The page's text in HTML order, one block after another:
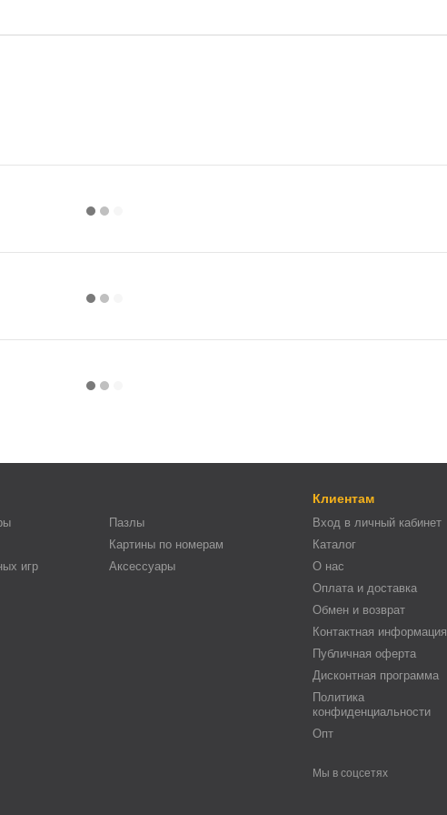
игр
Пазлы
Картины по номерам
Аксессуары
Клиентам
Вход в личный кабинет
Каталог
О нас
Оплата и доставка
Обмен и возврат
Контактная информация
Публичная оферта
Дисконтная программа
Политика
конфиденциальности
Опт
Мы в соцсетях